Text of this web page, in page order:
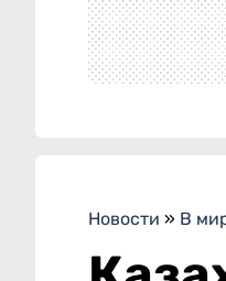
Новости » В